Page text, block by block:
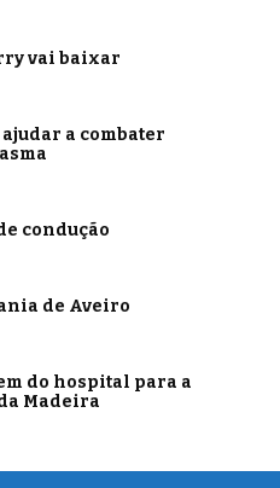
vai baixar
a combater
condução
de Aveiro
do hospital para a
Madeira